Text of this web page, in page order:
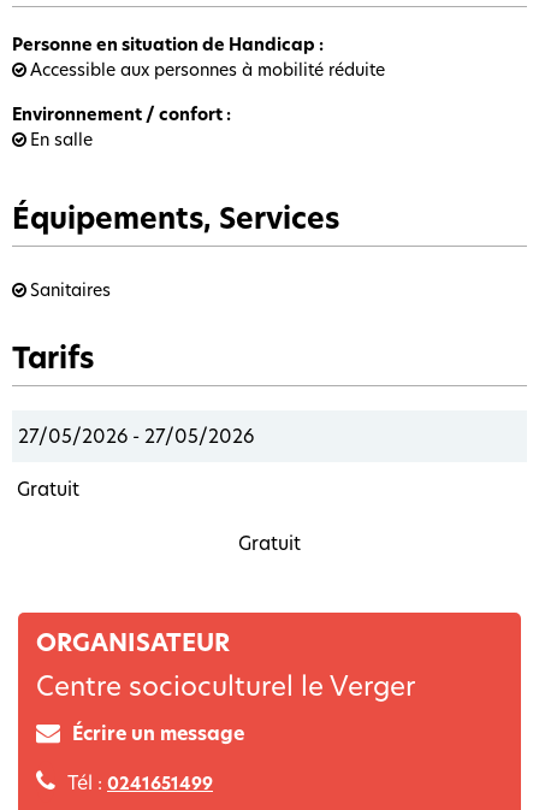
Personne en situation de Handicap :
Accessible aux personnes à mobilité réduite
Environnement / confort :
En salle
Équipements, Services
Sanitaires
Tarifs
27/05/2026 - 27/05/2026
Gratuit
Gratuit
ORGANISATEUR
Centre socioculturel le Verger
Écrire un message
Tél : 0241651499